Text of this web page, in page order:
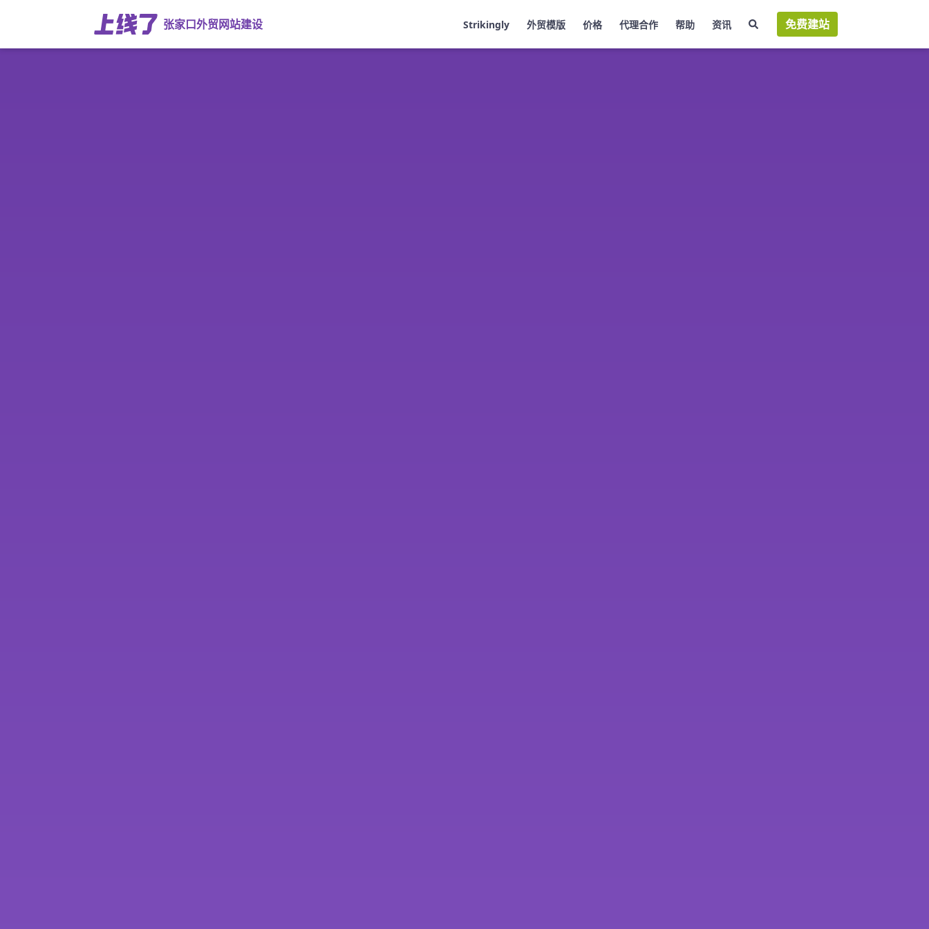
张家口外贸网站建设 Strikingly 外贸模版 价格 代理合作 帮助 资讯 免费建站